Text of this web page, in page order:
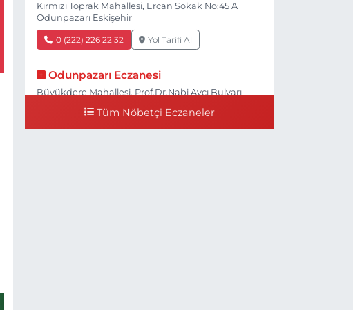
Kırmızı Toprak Mahallesi, Ercan Sokak No:45 A
Odunpazarı Eskişehir
0 (222) 226 22 32 Yol Tarifi Al
Odunpazarı Eczanesi
Büyükdere Mahallesi, Prof.Dr.Nabi Avcı Bulvarı
Tüm Nöbetçi Eczaneler